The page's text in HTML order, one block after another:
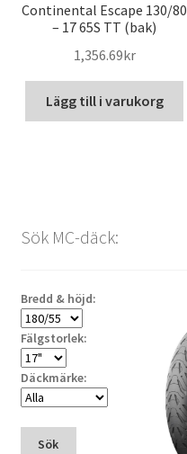
Continental Escape 130/80
– 17 65S TT (bak)
1,356.69kr
Lägg till i varukorg
Sök MC-däck:
Bredd & höjd:
Fälgstorlek:
Däckmärke:
Sök